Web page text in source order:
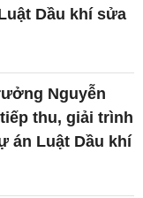
Dầu khí sửa
Nguyễn
thu, giải trình
án Luật Dầu khí